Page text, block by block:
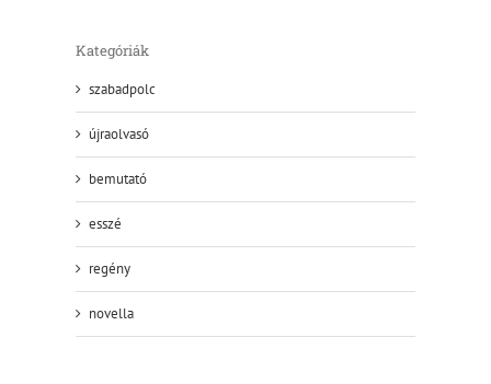
Kategóriák
szabadpolc
újraolvasó
bemutató
esszé
regény
novella